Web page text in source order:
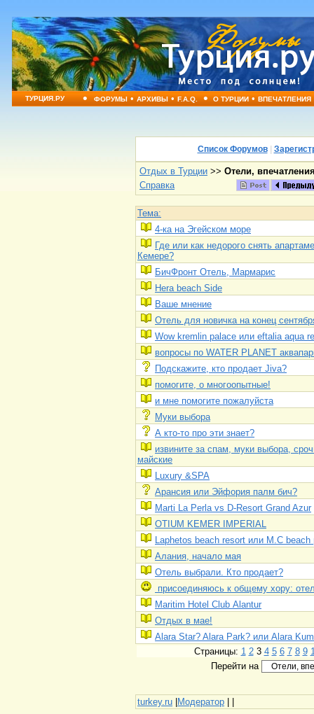
ТУРЦИЯ.РУ • ФОРУМЫ•АРХИВЫ•F.A.Q. • О ТУРЦИИ•ВПЕЧАТЛЕНИЯ
Список Форумов|
Отдых в Турции >> Отели,
Справка
Тема:
4-ка на Эгейском море
Где или как недорого снять
Кемере?
БичФронт Отель, Мармарис
Hera beach Side
Ваше мнение
Отель для новичка на конец
Wow kremlin palace или eftalia aqua
вопросы по WATER PLANET
Подскажите, кто продает Jiva?
помогите, о многоопытные!
и мне помогите пожалуйста
Муки выбора
А кто-то про эти знает?
извините за спам, муки выбора,
майские
Luxury &SPA
Арансия или Эйфория палм бич?
Marti La Perla vs D-Resort Grand Azur
OTIUM KEMER IMPERIAL
Laphetos beach resort или M.C beach
Алания, начало мая
Отель выбрали. Кто продает?
присоединяюсь к общему хору:
Maritim Hotel Club Аlantur
Отдых в мае!
Alara Star? Alara Park? или Alara
Страницы: 1 23 4 5 6 7 8 9
Перейти на
turkey.ru |Модератор | |